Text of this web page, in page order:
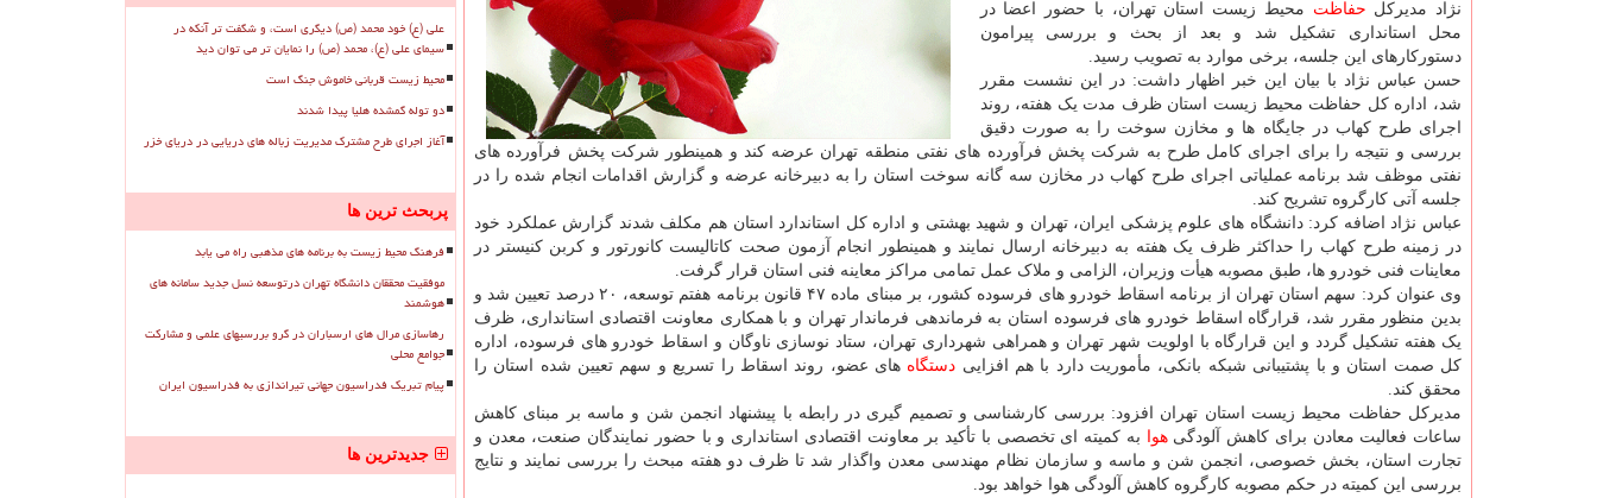
نژاد مدیرکل حفاظت محیط زیست استان تهران، با حضور اعضا در
محل استانداری تشکیل شد و بعد از بحث و بررسی پیرامون
دستورکارهای این جلسه، برخی موارد به تصویب رسید.
حسن عباس نژاد با بیان این خبر اظهار داشت: در این نشست مقرر
شد، اداره کل حفاظت محیط زیست استان ظرف مدت یک هفته، روند
اجرای طرح کهاب در جایگاه ها و مخازن سوخت را به صورت دقیق
بررسی و نتیجه را برای اجرای کامل طرح به شرکت پخش فرآورده های نفتی منطقه تهران عرضه کند و همینطور شرکت پخش فرآورده های
نفتی موظف شد برنامه عملیاتی اجرای طرح کهاب در مخازن سه گانه سوخت استان را به دبیرخانه عرضه و گزارش اقدامات انجام شده را در
جلسه آتی کارگروه تشریح کند.
عباس نژاد اضافه کرد: دانشگاه های علوم پزشکی ایران، تهران و شهید بهشتی و اداره کل استاندارد استان هم مکلف شدند گزارش عملکرد خود
در زمینه طرح کهاب را حداکثر ظرف یک هفته به دبیرخانه ارسال نمایند و همینطور انجام آزمون صحت کاتالیست کانورتور و کربن کنیستر در
معاینات فنی خودرو ها، طبق مصوبه هیأت وزیران، الزامی و ملاک عمل تمامی مراکز معاینه فنی استان قرار گرفت.
وی عنوان کرد: سهم استان تهران از برنامه اسقاط خودرو های فرسوده کشور، بر مبنای ماده ۴۷ قانون برنامه هفتم توسعه، ۲۰ درصد تعیین شد و
بدین منظور مقرر شد، قرارگاه اسقاط خودرو های فرسوده استان به فرماندهی فرماندار تهران و با همکاری معاونت اقتصادی استانداری، ظرف
یک هفته تشکیل گردد و این قرارگاه با اولویت شهر تهران و همراهی شهرداری تهران، ستاد نوسازی ناوگان و اسقاط خودرو های فرسوده، اداره
کل صمت استان و با پشتیبانی شبکه بانکی، مأموریت دارد با هم افزایی دستگاه های عضو، روند اسقاط را تسریع و سهم تعیین شده استان را
محقق کند.
مدیرکل حفاظت محیط زیست استان تهران افزود: بررسی کارشناسی و تصمیم گیری در رابطه با پیشنهاد انجمن شن و ماسه بر مبنای کاهش
ساعات فعالیت معادن برای کاهش آلودگیهوا
به کمیته ای تخصصی با تأکید بر معاونت اقتصادی استانداری و با حضور نمایندگان صنعت، معدن و
تجارت استان، بخش خصوصی، انجمن شن و ماسه و سازمان نظام مهندسی معدن واگذار شد تا ظرف دو هفته مبحث را بررسی نمایند و نتایج
بررسی این کمیته در حکم مصوبه کارگروه کاهش آلودگی هوا خواهد بود.
علی (ع) خود محمد (ص) دیگری است، و شگفت تر آنکه در
سیمای علی (ع)، محمد (ص) را نمایان تر می توان دید
محیط زیست قربانی خاموش جنگ است
دو توله گمشده هلیا پیدا شدند
آغاز اجرای طرح مشترک مدیریت زباله های دریایی در دریای خزر
پربحث ترین ها
فرهنگ محیط زیست به برنامه های مذهبی راه می یابد
موفقیت محققان دانشگاه تهران درتوسعه نسل جدید سامانه های
هوشمند
رهاسازی مرال های ارسباران در گرو بررسیهای علمی و مشارکت
جوامع محلی
پیام تبریک فدراسیون جهانی تیراندازی به فدراسیون ایران
جدیدترین ها